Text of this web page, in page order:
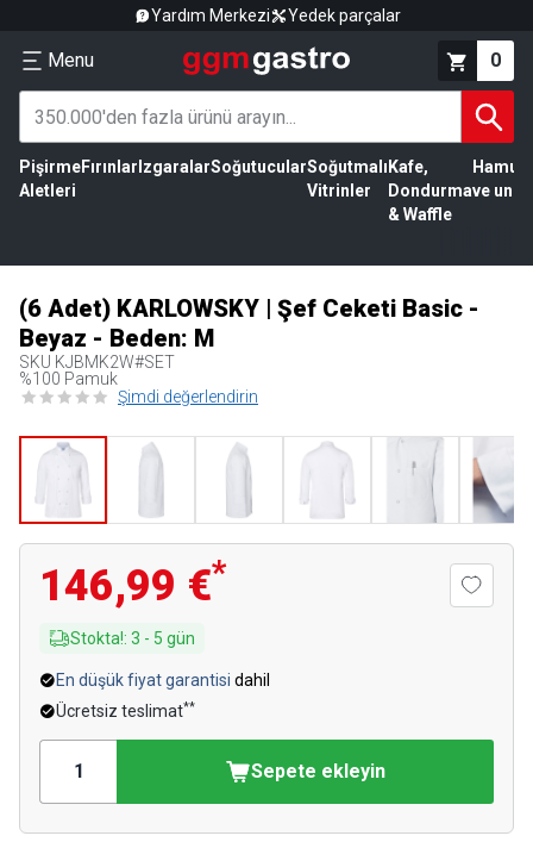
Yardım Merkezi Yedek parçalar
Menu 0
Pişirme
Aletleri
Fırınlar IzgaralarSoğutucularSoğutmalı
Vitrinler
Kafe,
Dondurma
& Waffle
Hamur
ve un
(6 Adet) KARLOWSKY | Şef Ceketi Basic -
Beyaz - Beden: M
SKU KJBMK2W#SET
%100 Pamuk
Şimdi değerlendirin
146,99 €*
Stokta!: 3 - 5 gün
En düşük fiyat garantisi dahil
Ücretsiz teslimat**
Sepete ekleyin